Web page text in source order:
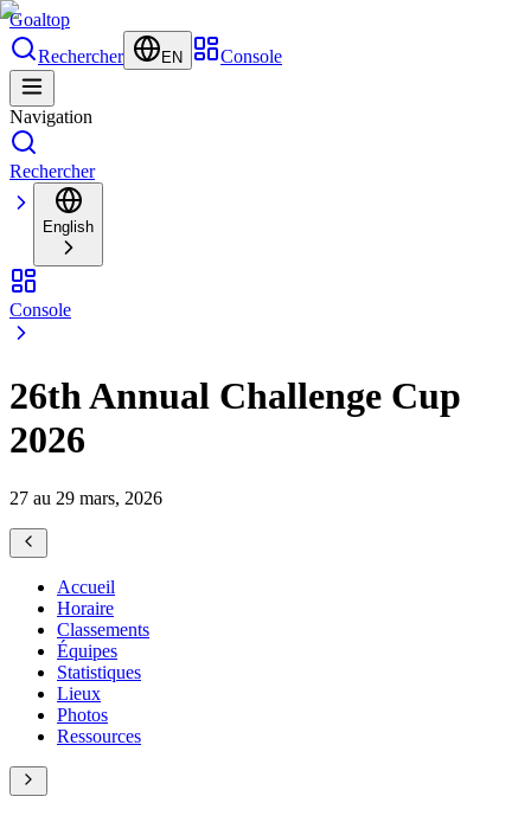
Goaltop
Rechercher
EN Console
Navigation
Rechercher
English
Console
26th Annual Challenge Cup
2026
27 au 29 mars, 2026
Accueil
Horaire
Classements
Équipes
Statistiques
Lieux
Photos
Ressources